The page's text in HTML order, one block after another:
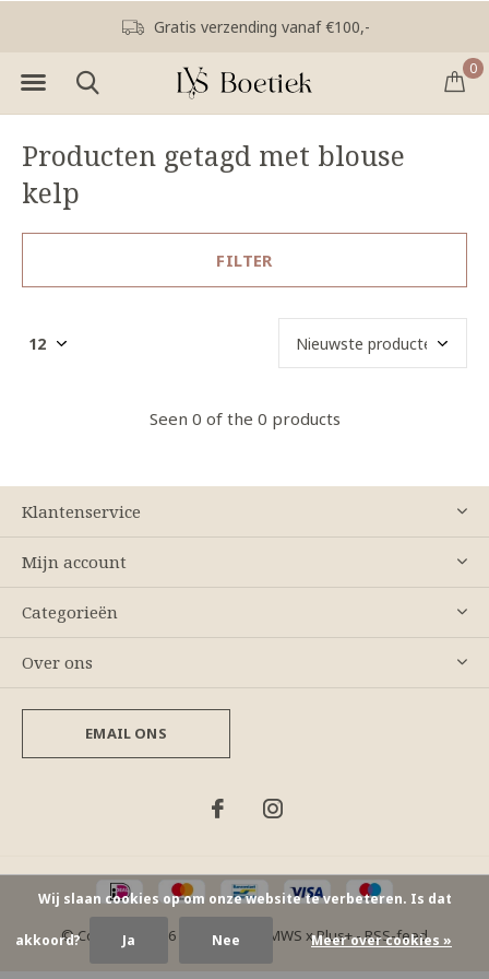
0
Gratis verzending vanaf €100,-
Producten getagd met blouse
kelp
FILTER
Seen 0 of the 0 products
Klantenservice
Mijn account
Categorieën
Over ons
EMAIL ONS
© Copyright 2026 - Theme By DMWS xPlus+-RSS-feed
Wij slaan cookies op om onze website te verbeteren. Is dat
akkoord? Ja Nee Meer over cookies »